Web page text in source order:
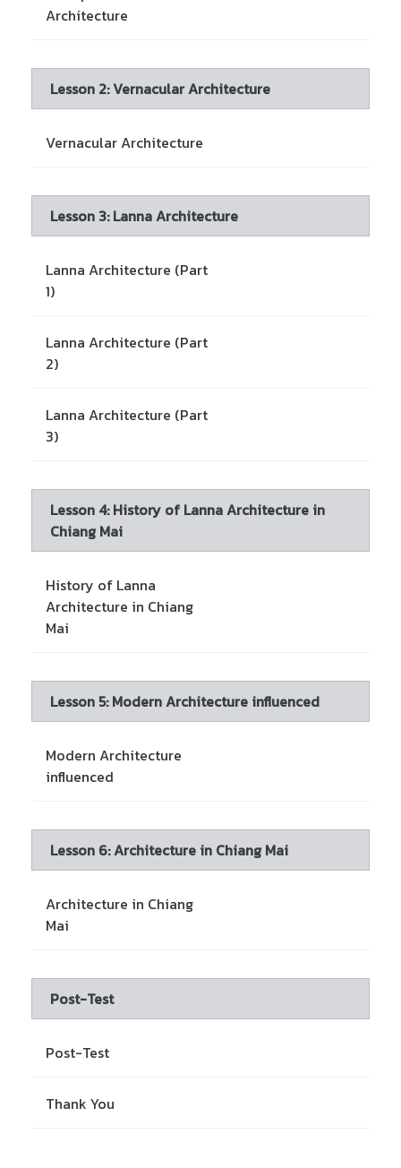
Architecture
Lesson 2: Vernacular Architecture
Vernacular Architecture
Lesson 3: Lanna Architecture
Lanna Architecture (Part
1)
Lanna Architecture (Part
2)
Lanna Architecture (Part
3)
Lesson 4: History of Lanna Architecture in
Chiang Mai
History of Lanna
Architecture in Chiang
Mai
Lesson 5: Modern Architecture influenced
Modern Architecture
influenced
Lesson 6: Architecture in Chiang Mai
Architecture in Chiang
Mai
Post-Test
Post-Test
Thank You